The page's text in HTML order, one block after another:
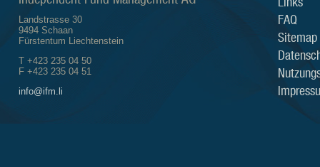
Landstrasse 30
9494 Schaan
Fürstentum Liechtenstein
T +423 235 04 50
F +423 235 04 51
info@ifm.li
FAQ
Sitemap